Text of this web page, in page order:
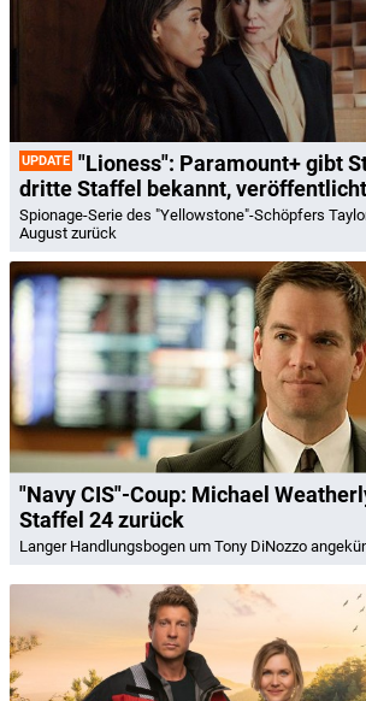
UPDATE "Lioness": Paramount+ gibt
dritte Staffel bekannt,
Spionage-Serie des "Yellowstone"-Schöpfers
August zurück
"Navy CIS"-Coup: Michael
Staffel 24 zurück
Langer Handlungsbogen um Tony DiNozzo